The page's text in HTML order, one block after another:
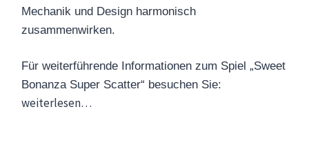
Mechanik und Design harmonisch
zusammenwirken.
Für weiterführende Informationen zum Spiel „Sweet
Bonanza Super Scatter“ besuchen Sie:
weiterlesen…